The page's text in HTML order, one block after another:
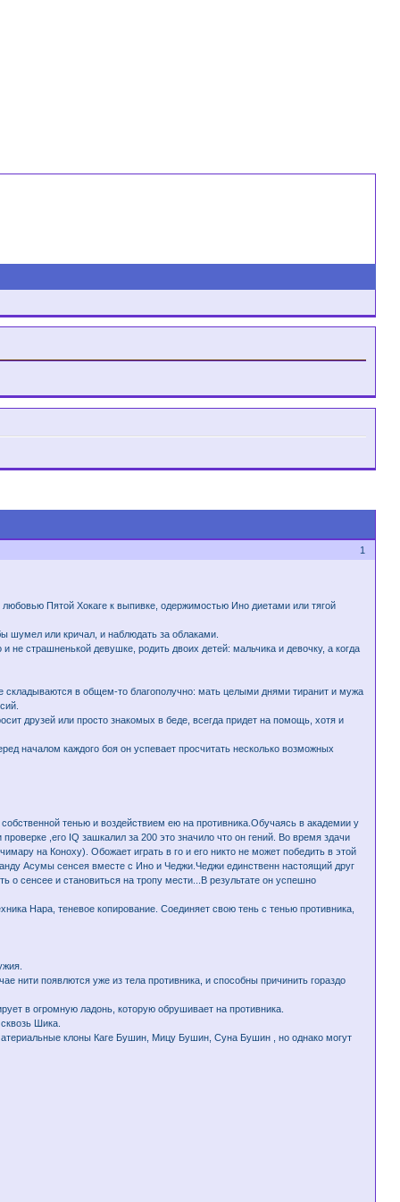
1
Пятой Хокаге к выпивке, одержимостью Ино диетами или тягой
шумел или кричал, и наблюдать за облаками.
страшненькой девушке, родить двоих детей: мальчика и девочку, а когда
в общем-то благополучно: мать целыми днями тиранит и мужа
друзей или просто знакомых в беде, всегда придет на помощь, хотя и
началом каждого боя он успевает просчитать несколько возможных
тенью и воздействием ею на противника.Обучаясь в академии у
,его IQ зашкалил за 200 это значило что он гений. Во время здачи
на Коноху). Обожает играть в го и его никто не может победить в этой
Асумы сенсея вместе с Ино и Чеджи.Чеджи единственн настоящий друг
о сенсее и становиться на тропу мести...В результате он успешно
Нара, теневое копирование. Соединяет свою тень с тенью противника,
появлются уже из тела противника, и способны причинить гораздо
в огромную ладонь, которую обрушивает на противника.
Шика.
клоны Каге Бушин, Мицу Бушин, Суна Бушин , но однако могут